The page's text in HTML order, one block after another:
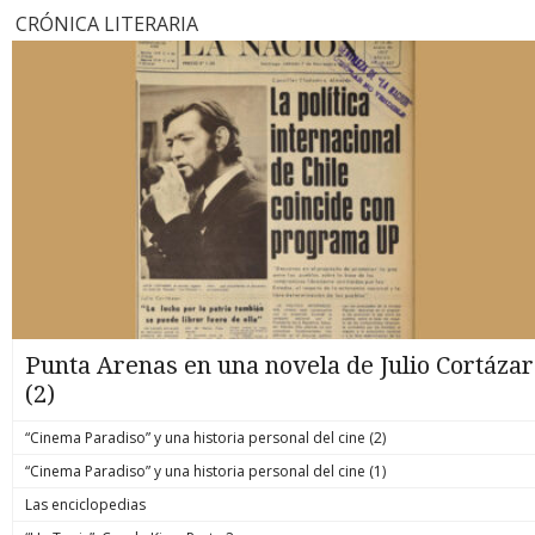
CRÓNICA LITERARIA
Punta Arenas en una novela de Julio Cortázar
(2)
“Cinema Paradiso” y una historia personal del cine (2)
“Cinema Paradiso” y una historia personal del cine (1)
Las enciclopedias